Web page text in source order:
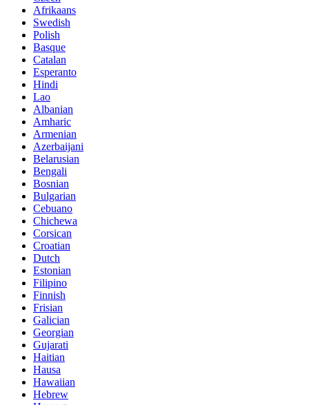
Afrikaans
Swedish
Polish
Basque
Catalan
Esperanto
Hindi
Lao
Albanian
Amharic
Armenian
Azerbaijani
Belarusian
Bengali
Bosnian
Bulgarian
Cebuano
Chichewa
Corsican
Croatian
Dutch
Estonian
Filipino
Finnish
Frisian
Galician
Georgian
Gujarati
Haitian
Hausa
Hawaiian
Hebrew